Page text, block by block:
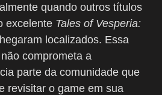
quando outros títulos
excelente Tales of Vesperia:
localizados. Essa
comprometa a
parte da comunidade que
revisitar o game em sua